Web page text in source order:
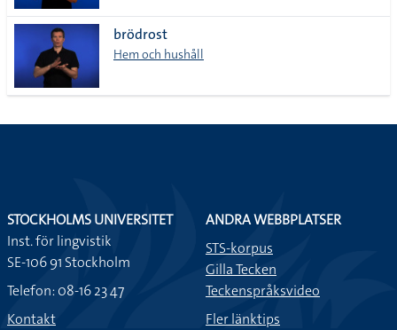
brödrost
Hem och hushåll
STOCKHOLMS UNIVERSITET
Inst. för lingvistik
SE-106 91 Stockholm
Telefon: 08-16 23 47
Kontakt
ANDRA WEBBPLATSER
STS-korpus
Gilla Tecken
Teckenspråksvideo
Fler länktips